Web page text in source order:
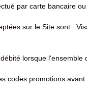
par carte bancaire
sur le Site sont :
lorsque
codes promotions